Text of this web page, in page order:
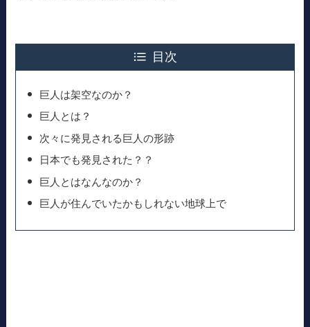
目次
巨人は架空なのか？
巨人とは？
次々に発見される巨人の形跡
日本でも発見された？？
巨人とはなんなのか？
巨人が住んでいたかもしれない地球上で